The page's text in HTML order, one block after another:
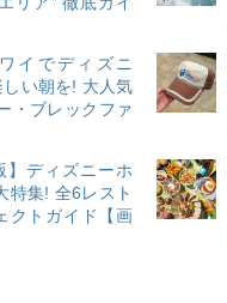
イでディズニ
い朝を! 大人気
・ブレックファ
】ディズニーホ
特集! 全6レスト
クトガイド【画